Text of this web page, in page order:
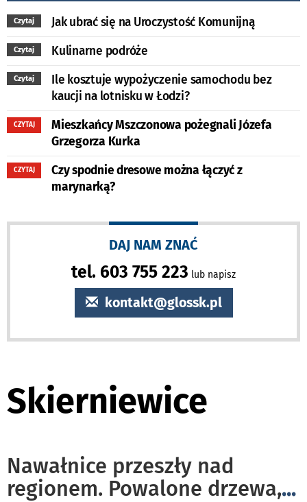
Czytaj Jak ubrać się na Uroczystość Komunijną
Czytaj Kulinarne podróże
Czytaj
Ile kosztuje wypożyczenie samochodu bez
kaucji na lotnisku w Łodzi?
CZYTAJ
Mieszkańcy Mszczonowa pożegnali Józefa
Grzegorza Kurka
CZYTAJ
Czy spodnie dresowe można łączyć z
marynarką?
DAJ NAM ZNAĆ
tel. 603 755 223 lub napisz
kontakt@glossk.pl
Skierniewice
Nawałnice przeszły nad
regionem. Powalone drzewa,...